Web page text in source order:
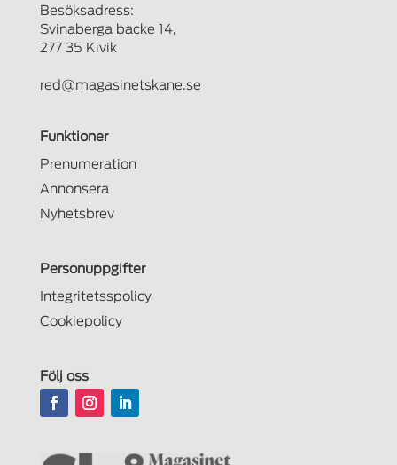
Besöksadress:
Svinaberga backe 14,
277 35 Kivik
red@magasinetskane.se
Funktioner
Prenumeration
Annonsera
Nyhetsbrev
Personuppgifter
Integritetsspolicy
Cookiepolicy
Följ oss